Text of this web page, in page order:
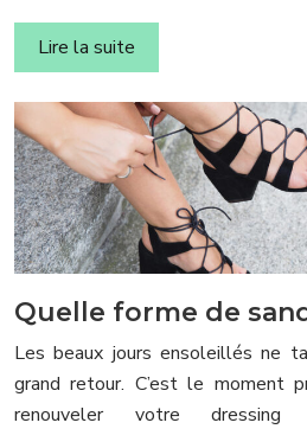
Lire la suite
Quelle forme de
Les beaux jours ensoleillés ne
grand retour. C’est le moment
renouveler votre